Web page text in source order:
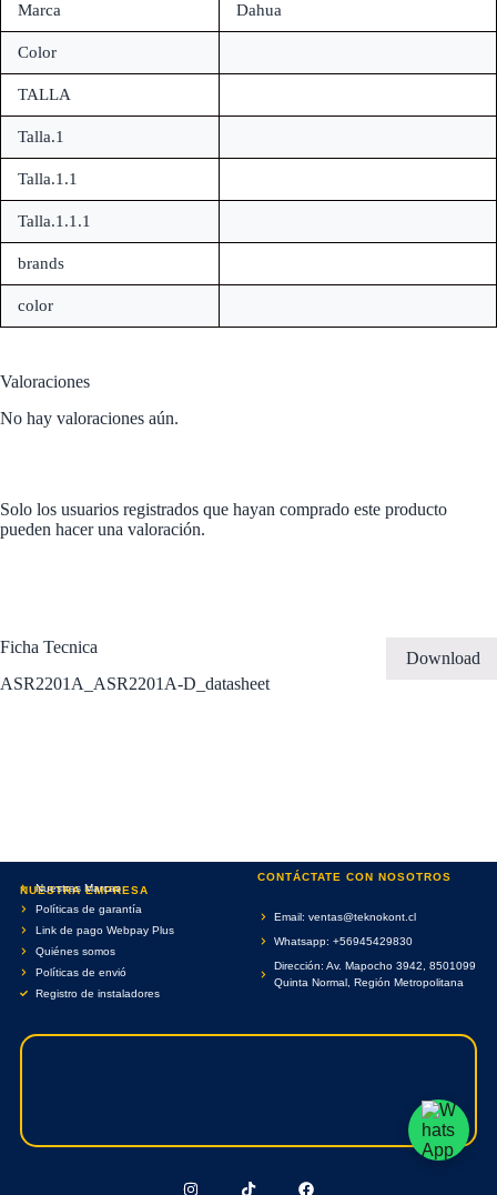
Marca Dahua
Color
TALLA
Talla.1
Talla.1.1
Talla.1.1.1
brands
color
Valoraciones
No hay valoraciones aún.
Solo los usuarios registrados que hayan comprado este producto
pueden hacer una valoración.
Ficha Tecnica
Download
ASR2201A_ASR2201A-D_datasheet
NUESTRA EMPRESA
Nuestras Marcas
Políticas de garantía
Link de pago Webpay Plus
Quiénes somos
Políticas de envió
Registro de instaladores
CONTÁCTATE CON NOSOTROS
Email: ventas@teknokont.cl
Whatsapp: +56945429830
Dirección: Av. Mapocho 3942, 8501099
Quinta Normal, Región Metropolitana